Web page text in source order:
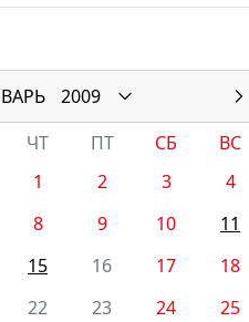
2009
ЧТ ПТ СБ
ВС
1
2 3
4
8 9 10
11
15 16 17
18
22 23 24
25